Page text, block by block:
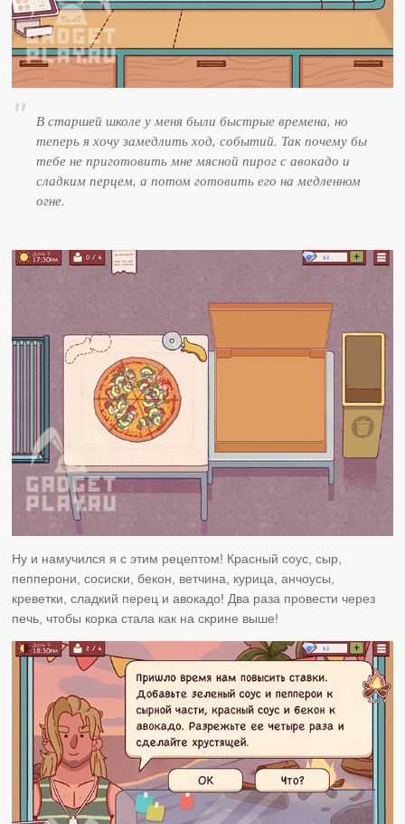
В старшей школе у меня были быстрые времена, но
теперь я хочу замедлить ход, событий. Так почему бы
тебе не приготовить мне мясной пирог с авокадо и
сладким перцем, а потом готовить его на медленном
огне.
Ну и намучился я с этим рецептом! Красный соус, сыр,
пепперони, сосиски, бекон, ветчина, курица, анчоусы,
креветки, сладкий перец и авокадо! Два раза провести через
печь, чтобы корка стала как на скрине выше!